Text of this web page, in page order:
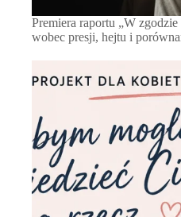
Premiera raportu „W
wobec presji, hejtu i